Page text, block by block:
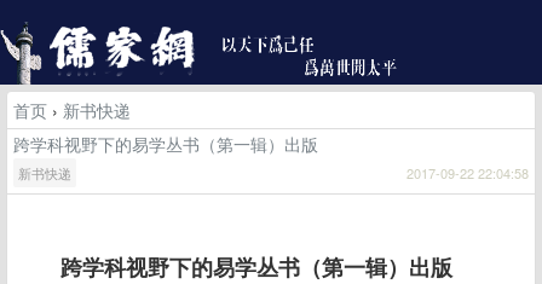
首页 › 新书快递
跨学科视野下的易学丛书（第一辑）出版
新书快递 2017-09-22 22:04:58
跨学科视野下的易学丛书（第一辑）出版